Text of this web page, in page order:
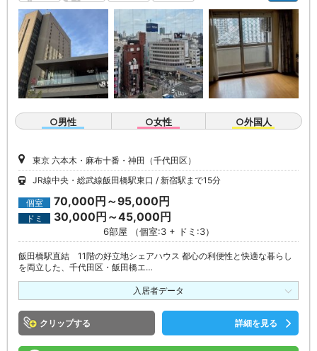
○男性 ○女性 ○外国人
東京 六本木・麻布十番・神田（千代田区）
JR線中央・総武線飯田橋駅東口
新宿駅まで15分
個室 70,000円～95,000円
ドミ 30,000円～45,000円
6部屋 （個室:3 + ドミ:3）
飯田橋駅直結 11階の好立地シェアハウス 都心の利便性と快適な暮らし
を両立した、千代田区・飯田橋エ…
入居者データ
クリップ 詳細を見る